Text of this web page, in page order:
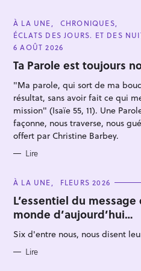
C
A
T
E
G
O
R
E
À LA UNE
CHRONIQUES
ÉCLATS DES JOURS. ET DES
6 AOÛT 2026
Ta Parole est toujours
"Ma parole, qui sort de ma
résultat, sans avoir fait ce qui
mission" (Isaïe 55, 11). Une
façonne, nous traverse, nous
offert par Christine Barbey.
Lire
C
T
E
G
O
R
I
S
À LA UNE FLEURS 2026
L’essentiel du message
monde d’aujourd’hui…
Six d'entre nous, nous disent
Lire
c
h
e
r
c
h
e
r